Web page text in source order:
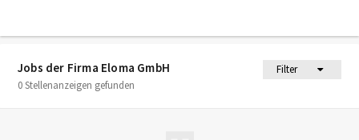
Jobs der Firma Eloma GmbH
Filter
0 Stellenanzeigen gefunden